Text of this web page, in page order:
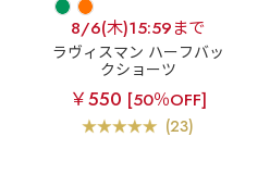
8/6(木)15:59まで
ラヴィスマン ハーフバッ
クショーツ
￥550 [50％OFF]
(23)